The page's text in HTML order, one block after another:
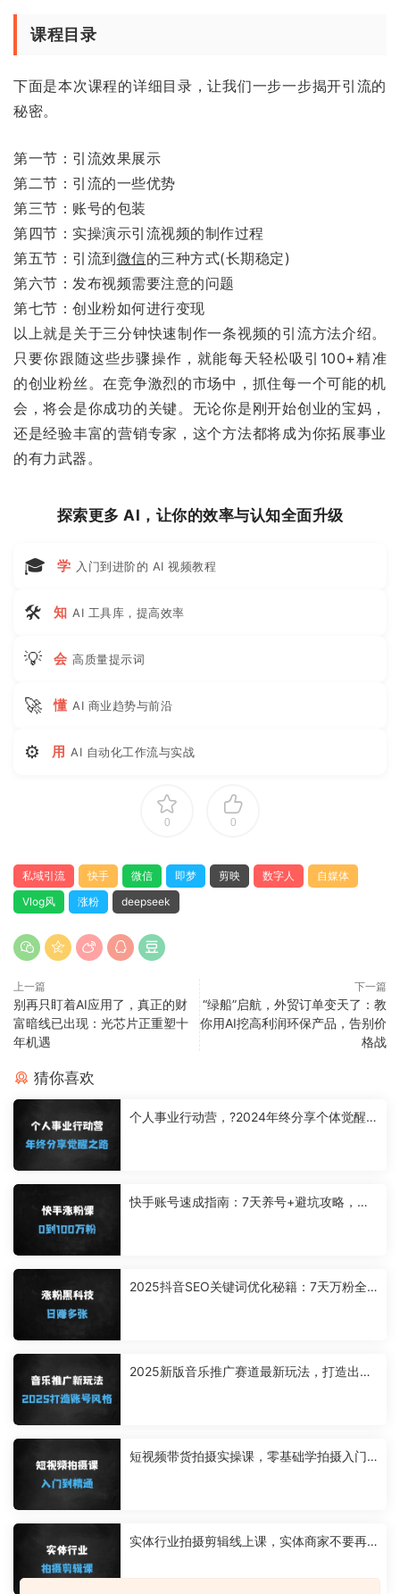
课程目录
下面是本次课程的详细目录，让我们一步一步揭开引流的
秘密。
第一节：引流效果展示
第二节：引流的一些优势
第三节：账号的包装
第四节：实操演示引流视频的制作过程
第五节：引流到微信的三种方式(长期稳定)
第六节：发布视频需要注意的问题
第七节：创业粉如何进行变现
以上就是关于三分钟快速制作一条视频的引流方法介绍。
只要你跟随这些步骤操作，就能每天轻松吸引100+精准
的创业粉丝。在竞争激烈的市场中，抓住每一个可能的机
会，将会是你成功的关键。无论你是刚开始创业的宝妈，
还是经验丰富的营销专家，这个方法都将成为你拓展事业
的有力武器。
探索更多 AI，让你的效率与认知全面升级
🎓 学 入门到进阶的 AI 视频教程
🛠 知 AI 工具库，提高效率
💡 会 高质量提示词
🚀 懂 AI 商业趋势与前沿
⚙ 用 AI 自动化工作流与实战
0 0
私域引流 快手 微信 即梦 剪映 数字人
自媒体
Vlog风
涨粉 deepseek
上一篇
别再只盯着AI应用了，真正的财
富暗线已出现：光芯片正重塑十
年机遇
下一篇
“绿船”启航，外贸订单变天了：教
你用AI挖高利润环保产品，告别价
格战
猜你喜欢
个人事业行动营，?2024年终分享个体觉醒
快手账号速成指南：7天养号+避坑攻略，手
2025抖音SEO关键词优化秘籍：7天万粉全
2025新版音乐推广赛道最新玩法，打造出自
短视频带货拍摄实操课，零基础学拍摄入门
实体行业拍摄剪辑线上课，实体商家不要再